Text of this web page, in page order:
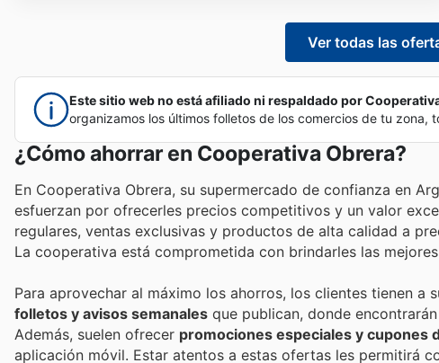
Ver todas las
Este sitio web no está afiliado ni respaldado por
organizamos los últimos folletos de los comercios de tu zona,
¿Cómo ahorrar en Cooperativa Obrera?
En Cooperativa Obrera, su supermercado de confianza en
esfuerzan por ofrecerles precios competitivos y un valor
regulares, ventas exclusivas y productos de alta calidad a
La cooperativa está comprometida con brindarles las
Para aprovechar al máximo los ahorros, los clientes tienen a
folletos y avisos semanales que publican, donde
Además, suelen ofrecer promociones especiales y cupones
aplicación móvil. Estar atentos a estas ofertas les permitirá